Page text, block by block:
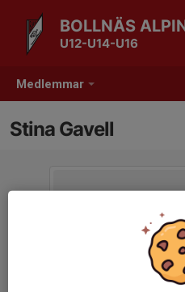
Medlemmar
BOLLNÄS
U12-U14-U16
Stina Gavell